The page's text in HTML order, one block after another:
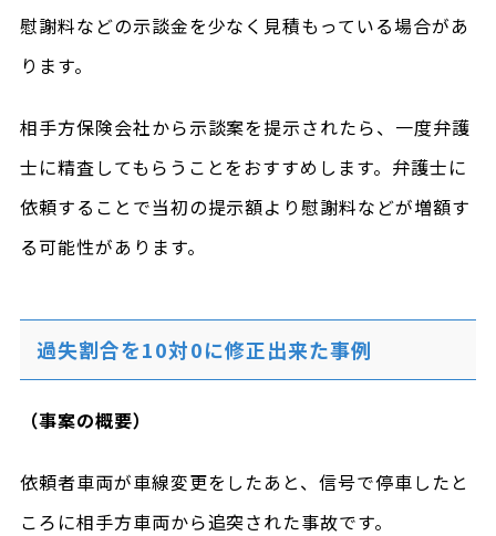
慰謝料などの示談金を少なく見積もっている場合があ
ります。
相手方保険会社から示談案を提示されたら、一度弁護
士に精査してもらうことをおすすめします。弁護士に
依頼することで当初の提示額より慰謝料などが増額す
る可能性があります。
過失割合を10対0に修正出来た事例
（事案の概要）
依頼者車両が車線変更をしたあと、信号で停車したと
ころに相手方車両から追突された事故です。